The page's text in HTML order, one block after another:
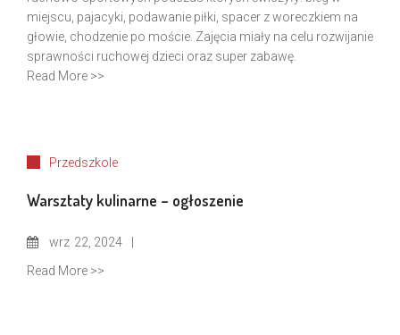
miejscu, pajacyki, podawanie piłki, spacer z woreczkiem na
głowie, chodzenie po moście. Zajęcia miały na celu rozwijanie
sprawności ruchowej dzieci oraz super zabawę.
Read More >>
Przedszkole
Warsztaty kulinarne – ogłoszenie
wrz 22, 2024
Read More >>